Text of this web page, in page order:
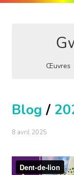
Œuvres
Blog /
8 avril 2025